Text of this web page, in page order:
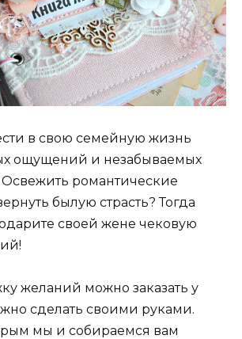
в свою семейную жизнь
ощущений и незабываемых
романтические
былую страсть? Тогда
своей жене чековую
желаний можно заказать у
сделать своими руками.
мы и собираемся вам